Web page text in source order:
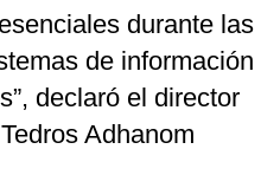
durante las
de información
declaró el director
Adhanom